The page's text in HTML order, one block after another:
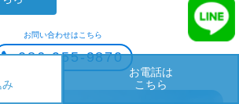
お電話は
こちら
お問い合わせはこちら
086-955-9870